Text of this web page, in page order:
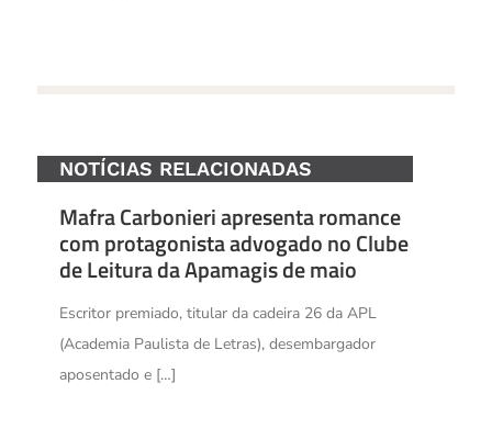
NOTÍCIAS RELACIONADAS
Mafra Carbonieri apresenta romance
com protagonista advogado no Clube
de Leitura da Apamagis de maio
Escritor premiado, titular da cadeira 26 da APL
(Academia Paulista de Letras), desembargador
aposentado e […]